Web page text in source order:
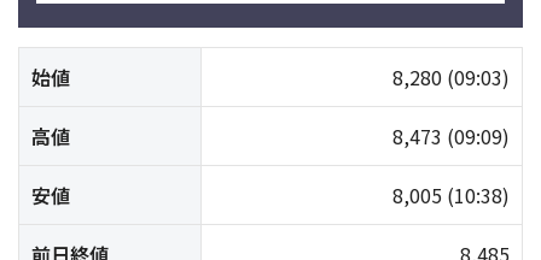
始値 8,280 (09:03)
高値 8,473 (09:09)
安値 8,005 (10:38)
前日終値 8,485